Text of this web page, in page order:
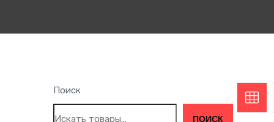
Поиск
ПОИСК